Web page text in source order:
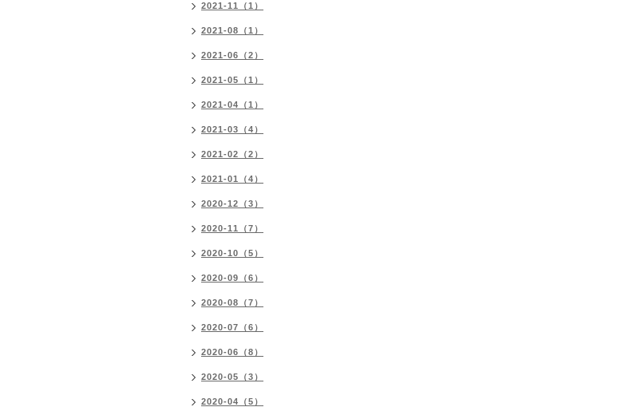
2021-11（1）
2021-08（1）
2021-06（2）
2021-05（1）
2021-04（1）
2021-03（4）
2021-02（2）
2021-01（4）
2020-12（3）
2020-11（7）
2020-10（5）
2020-09（6）
2020-08（7）
2020-07（6）
2020-06（8）
2020-05（3）
2020-04（5）